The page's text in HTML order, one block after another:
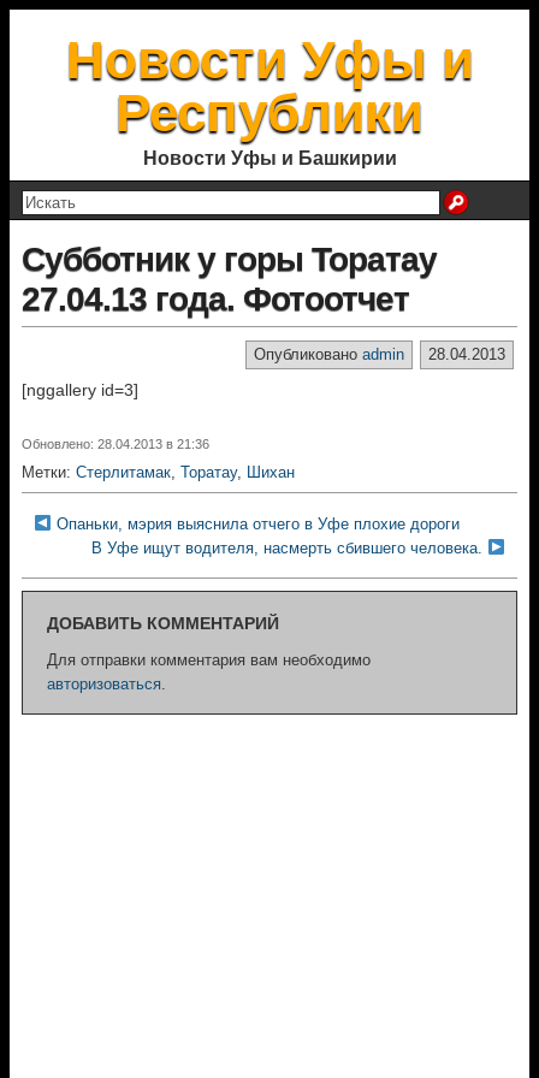
Новости Уфы и
Республики
Новости Уфы и Башкирии
Субботник у горы Торатау
27.04.13 года. Фотоотчет
28.04.2013
Опубликовано admin
[nggallery id=3]
Обновлено: 28.04.2013 в 21:36
Метки: Стерлитамак, Торатау, Шихан
Опаньки, мэрия выяснила отчего в Уфе плохие дороги
В Уфе ищут водителя, насмерть сбившего человека.
ДОБАВИТЬ КОММЕНТАРИЙ
Для отправки комментария вам необходимо
авторизоваться.